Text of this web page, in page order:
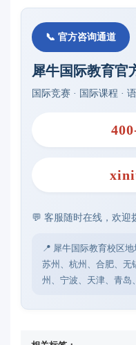
📞 官方咨询通道
犀牛国际教育官
国际竞赛 · 国际课程 ·
💬 客服随时在线，欢迎
📍 犀牛国际教育校区
苏州、杭州、合肥、无
州、宁波、天津、青岛